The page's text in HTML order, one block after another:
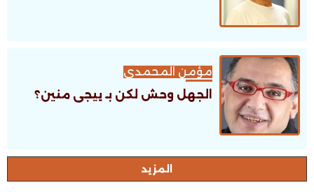
مؤمن المحمدى
الجهل وحش لكن بـ ييجى منين؟
اﻟﻤﺰﻳﺪ